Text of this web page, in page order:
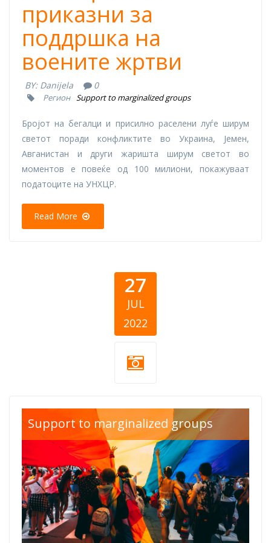
приказни за
поддршка на
воените жртви
BY: Danijela 0
Регион Support to marginalized groups
Бројот на бегалци и присилно раселени луѓе ширум
светот поради конфликтите во Украина, Јемен,
Авганистан и други жаришта ширум светот во
моментов е повеќе од 100 милиони, покажуваат
податоците на УНХЦР.
Read More
27
JUL
2022
pride-
month.png
Support to marginalized groups